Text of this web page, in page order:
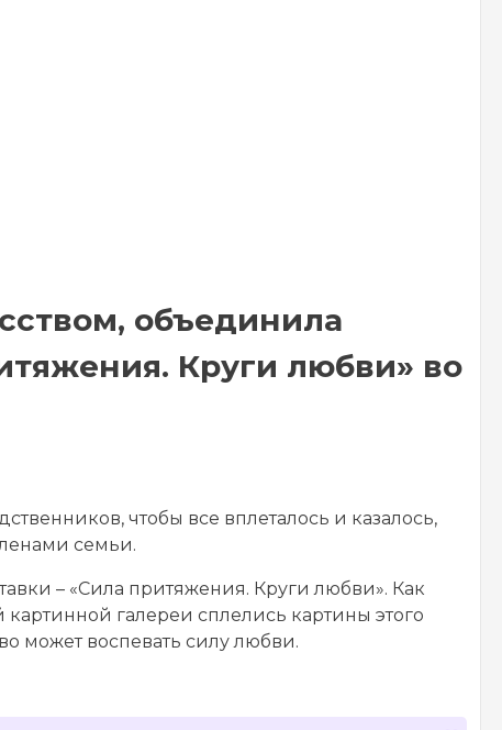
объединила
Круги любви» во
чтобы все вплеталось и казалось,
семьи.
– «Сила притяжения. Круги любви». Как
галереи сплелись картины этого
может воспевать силу любви.